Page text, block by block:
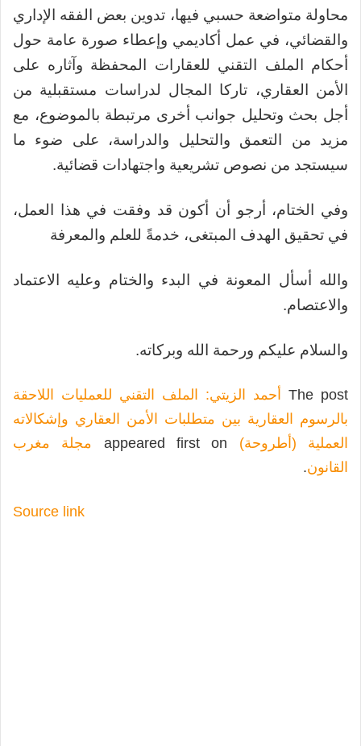
محاولة متواضعة حسبي فيها، تدوين بعض الفقه الإداري
والقضائي، في عمل أكاديمي وإعطاء صورة عامة حول
أحكام الملف التقني للعقارات المحفظة وآثاره على
الأمن العقاري، تاركا المجال لدراسات مستقبلية من
أجل بحث وتحليل جوانب أخرى مرتبطة بالموضوع، مع
مزيد من التعمق والتحليل والدراسة، على ضوء ما
سيستجد من نصوص تشريعية واجتهادات قضائية.
وفي الختام، أرجو أن أكون قد وفقت في هذا العمل،
في تحقيق الهدف المبتغى، خدمةً للعلم والمعرفة
والله أسأل المعونة في البدء والختام وعليه الاعتماد
والاعتصام.
والسلام عليكم ورحمة الله وبركاته.
The post
أحمد الزيتي: الملف التقني للعمليات اللاحقة
بالرسوم العقارية بين متطلبات الأمن العقاري وإشكالاته
العملية (أطروحة)
مجلة مغرب
القانون.
Source link